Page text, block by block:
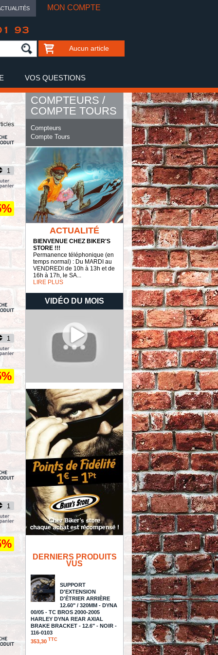
MON COMPTE
93
Aucun article
VOS QUESTIONS
COMPTEURS /
COMPTE TOURS
Compteurs
Compte Tours
ACTUALITÉ
BIENVENUE CHEZ BIKER'S
STORE !!!
Permanence téléphonique (en
temps normal) : Du MARDI au
VENDREDI de 10h à 13h et de
16h à 17h, le SA...
LIRE PLUS
VIDÉO DU MOIS
DERNIERS PRODUITS
VUS
SUPPORT
D'EXTENSION
D'ÉTRIER ARRIÈRE
12.60" / 320MM - DYNA
00/05 - TC BROS 2000-2005
HARLEY DYNA REAR AXIAL
BRAKE BRACKET - 12.6" - NOIR -
116-0103
353,30 TTC